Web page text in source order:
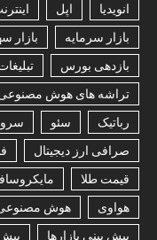
انویدیا
اپل
بازار سرمایه
بازار
بازدهی بورس
تراشه های هوش
رباتیک
سئو
صرافی ارز دیجیتال
قیمت طلا
هواوی
هوش
پیش بینی بازارها